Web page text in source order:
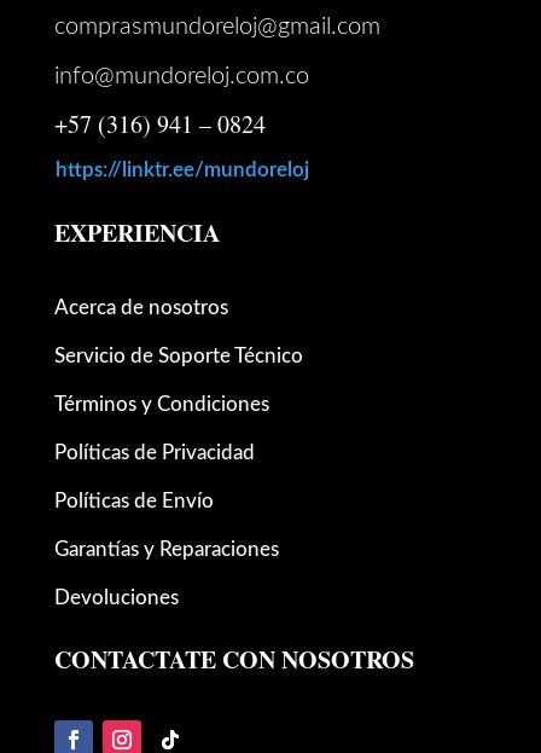
comprasmundoreloj@gmail.com
info@mundoreloj.com.co
+57 (316) 941 – 0824
https://linktr.ee/mundoreloj
EXPERIENCIA
Acerca de nosotros
Servicio de Soporte Técnico
Términos y Condiciones
Políticas de Privacidad
Políticas de Envío
Garantías y Reparaciones
Devoluciones
CONTACTATE CON NOSOTROS